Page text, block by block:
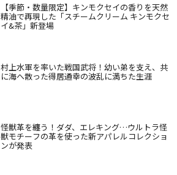
【季節・数量限定】キンモクセイの香りを天然
精油で再現した「スチームクリーム キンモクセ
イ&茶」新登場
村上水軍を率いた戦国武将！幼い弟を支え、共
に海へ散った得居通幸の波乱に満ちた生涯
怪獣革を纏う！ダダ、エレキング…ウルトラ怪
獣モチーフの革を使った新アパレルコレクショ
ンが発表